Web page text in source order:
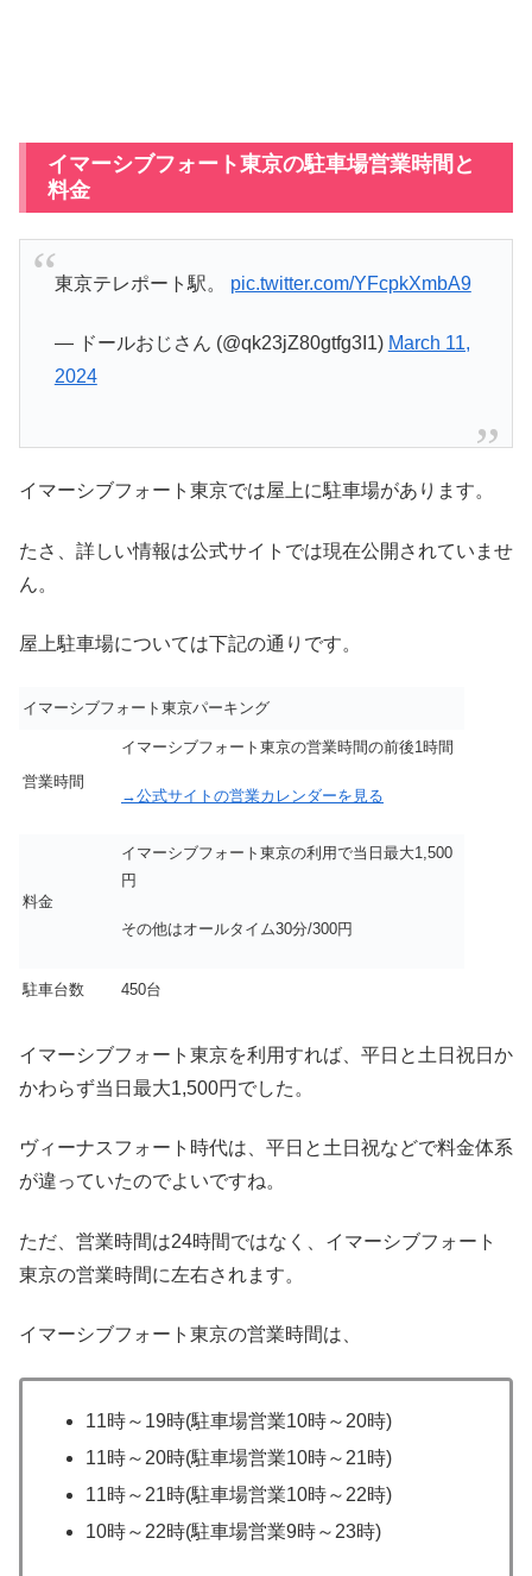
イマーシブフォート東京の駐車場営業時間と
料金
東京テレポート駅。 pic.twitter.com/YFcpkXmbA9
— ドールおじさん (@qk23jZ80gtfg3I1) March 11,
2024
イマーシブフォート東京では屋上に駐車場があります。
たさ、詳しい情報は公式サイトでは現在公開されていませ
ん。
屋上駐車場については下記の通りです。
イマーシブフォート東京パーキング
営業時間
イマーシブフォート東京の営業時間の前後1時間
→公式サイトの営業カレンダーを見る
料金
イマーシブフォート東京の利用で当日最大1,500
円
その他はオールタイム30分/300円
駐車台数 450台
イマーシブフォート東京を利用すれば、平日と土日祝日か
かわらず当日最大1,500円でした。
ヴィーナスフォート時代は、平日と土日祝などで料金体系
が違っていたのでよいですね。
ただ、営業時間は24時間ではなく、イマーシブフォート
東京の営業時間に左右されます。
イマーシブフォート東京の営業時間は、
11時～19時(駐車場営業10時～20時)
11時～20時(駐車場営業10時～21時)
11時～21時(駐車場営業10時～22時)
10時～22時(駐車場営業9時～23時)